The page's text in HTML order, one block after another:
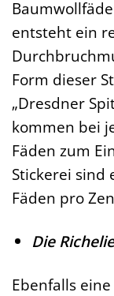
entsteht ein
Form dieser
„Dresdner
kommen bei
Fäden zum
Stickerei sind
Fäden pro
Die
Ebenfalls